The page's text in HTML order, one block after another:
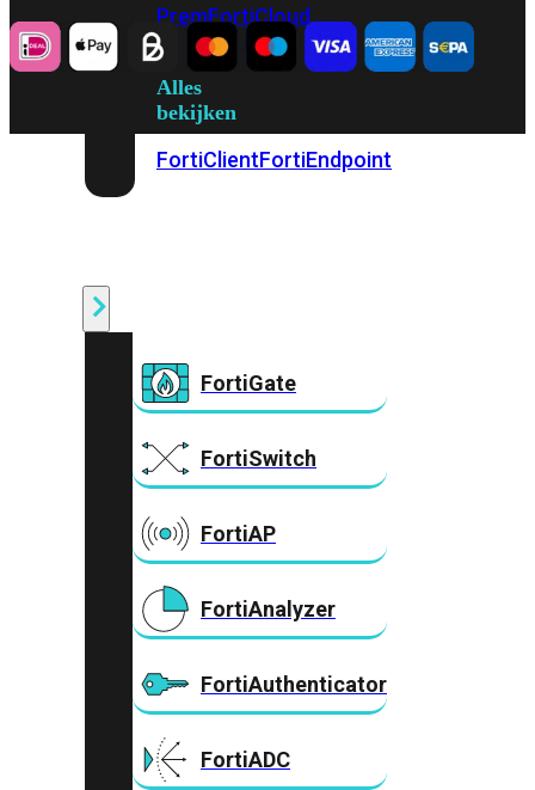
PremFortiCloud
Alles
bekijken
FortiClientFortiEndpoint
FortiGate
FortiSwitch
FortiAP
FortiAnalyzer
FortiAuthenticator
FortiADC